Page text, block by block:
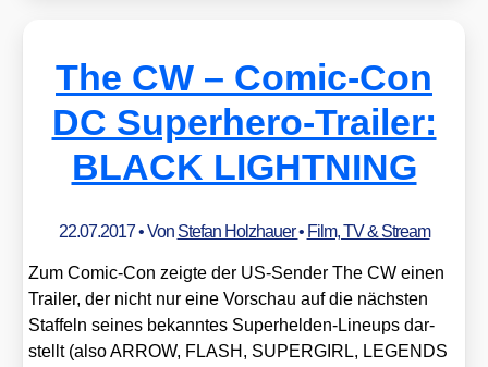
The CW – Comic-Con
DC Superhero-Trailer:
BLACK LIGHTNING
22.07.2017• Von Stefan Holzhauer• Film, TV & Stream
Zum Comic-Con zeig­te der US-Sen­der The CW einen
Trai­ler, der nicht nur eine Vor­schau auf die nächs­ten
Staf­feln sei­nes bekann­tes Super­hel­den-Lin­eups dar­
stellt (also ARROW, FLASH, SUPERGIRL, LEGENDS